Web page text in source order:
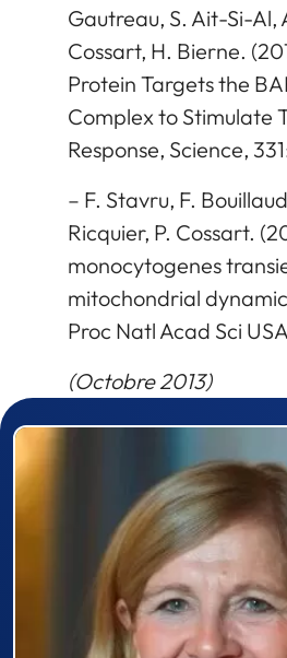
Gautreau, S. Ait-Si-Al,
Cossart, H. Bierne.
Protein Targets the
Complex to Stimulate
Response, Science,
– F. Stavru, F.
Ricquier, P. Cossart.
monocytogenes
mitochondrial
Proc Natl Acad Sci
(Octobre 2013)
Prizewinner detail